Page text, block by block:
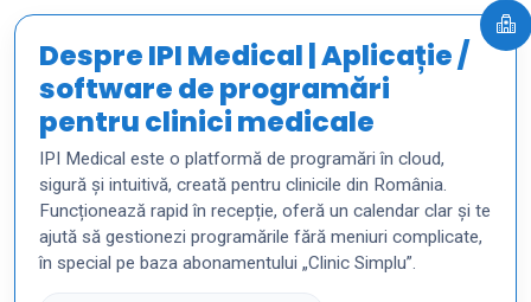
Despre IPI Medical | Aplicație /
software de programări
pentru clinici medicale
IPI Medical este o platformă de programări în cloud,
sigură și intuitivă, creată pentru clinicile din România.
Funcționează rapid în recepție, oferă un calendar clar și te
ajută să gestionezi programările fără meniuri complicate,
în special pe baza abonamentului „Clinic Simplu”.